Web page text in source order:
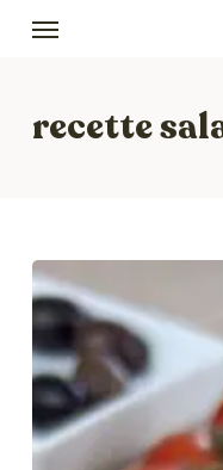
Skip
content
Menu
recette